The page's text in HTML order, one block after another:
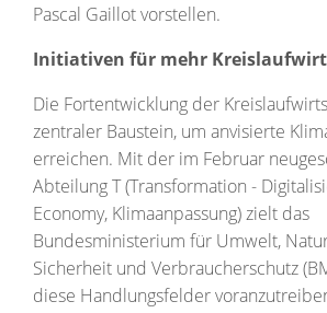
Pascal Gaillot vorstellen.
Initiativen für mehr
Die Fortentwicklung der
zentraler Baustein, um anvisierte
erreichen. Mit der im Februar
Abteilung T (Transformation -
Economy, Klimaanpassung) zielt das
Bundesministerium für Umwelt,
Sicherheit und Verbraucherschutz
diese Handlungsfelder